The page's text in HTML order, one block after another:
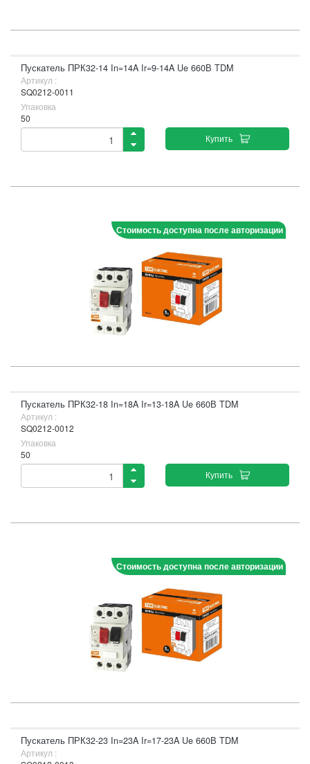
Пускатель ПРК32-14 In=14A Ir=9-14A Ue 660В TDM
Артикул :
SQ0212-0011
Упаковка
50
Купить
Стоимость доступна после авторизации
Пускатель ПРК32-18 In=18A Ir=13-18A Ue 660В TDM
Артикул :
SQ0212-0012
Упаковка
50
Купить
Стоимость доступна после авторизации
Пускатель ПРК32-23 In=23A Ir=17-23A Ue 660В TDM
Артикул :